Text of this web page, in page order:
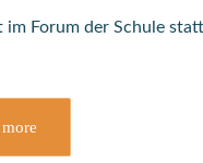
im Forum der Schule